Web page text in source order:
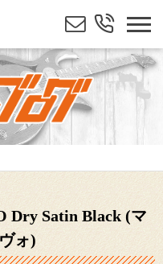
Dry Satin Black (マ
ォ)